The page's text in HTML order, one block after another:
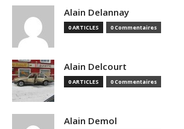
Alain Delannay
0 ARTICLES 0 Commentaires
Alain Delcourt
0 ARTICLES 0 Commentaires
Alain Demol